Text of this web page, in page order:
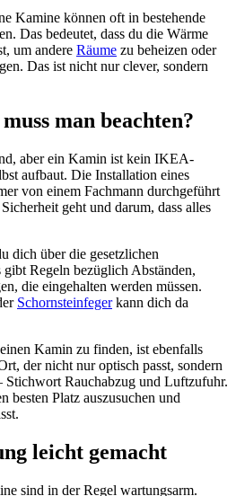
Kamine können oft in bestehende
Das bedeutet, dass du die Wärme
um andere Räume zu beheizen oder
Das ist nicht nur clever, sondern
man beachten?
aber ein Kamin ist kein IKEA-
aufbaut. Die Installation eines
von einem Fachmann durchgeführt
geht und darum, dass alles
dich über die gesetzlichen
Regeln bezüglich Abständen,
die eingehalten werden müssen.
Schornsteinfegerkann dich da
Kamin zu finden, ist ebenfalls
der nicht nur optisch passt, sondern
Stichwort Rauchabzug und Luftzufuhr.
besten Platz auszusuchen und
leicht gemacht
sind in der Regel wartungsarm.